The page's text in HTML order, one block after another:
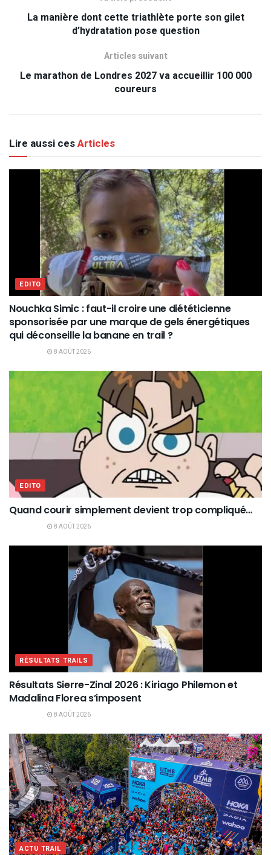
La manière dont cette triathlète porte son gilet
d’hydratation pose question
Articles suivant
Le marathon de Londres 2027 va accueillir 100 000
coureurs
Lire aussi cesArticles
EDITO
Nouchka Simic : faut-il croire une diététicienne
sponsorisée par une marque de gels énergétiques
qui déconseille la banane en trail ?
8 AOÛT 2026
EDITO
Quand courir simplement devient trop compliqué…
8 AOÛT 2026
RÉSULTATS TRAILS
Résultats Sierre-Zinal 2026 : Kiriago Philemon et
Madalina Florea s’imposent
8 AOÛT 2026
ACTU TRAIL